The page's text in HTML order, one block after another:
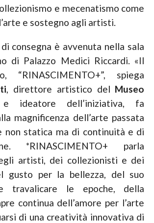
e mecenatismo come
e sostegno agli artisti.
consegna è avvenuta nella sala
di Palazzo Medici Riccardi. «Il
“RINASCIMENTO+”, spiega
, direttore artistico del Museo
ideatore dell’iniziativa, fa
magnificenza dell’arte passata
non statica ma di continuità e di
*RINASCIMENTO+ parla
artisti, dei collezionisti e dei
gusto per la bellezza, del suo
travalicare le epoche, della
continua dell’amore per l’arte
di una creatività innovativa di